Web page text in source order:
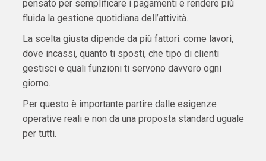
pensato per semplificare i pagamenti e rendere più
fluida la gestione quotidiana dell’attività.
La scelta giusta dipende da più fattori: come lavori,
dove incassi, quanto ti sposti, che tipo di clienti
gestisci e quali funzioni ti servono davvero ogni
giorno.
Per questo è importante partire dalle esigenze
operative reali e non da una proposta standard uguale
per tutti.